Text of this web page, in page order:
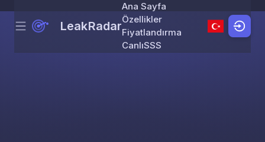
Skip to content
Menu LeakRadar
Ana Sayfa
Özellikler
Fiyatlandırma
CanlıSSS